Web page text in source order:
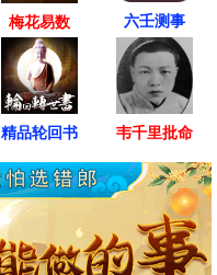
梅花易数 六壬测事
精品轮回书 韦千里批命